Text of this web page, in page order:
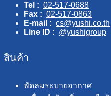
Tel : 02-517-0688
Fax : 02-517-0863
E-mail : cs@yushi.co.th
Line ID : @yushigroup
สินค้า
พัดลมระบายอากาศ